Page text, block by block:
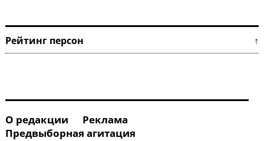
Рейтинг персон ↑
О редакции
Реклама
Предвыборная агитация